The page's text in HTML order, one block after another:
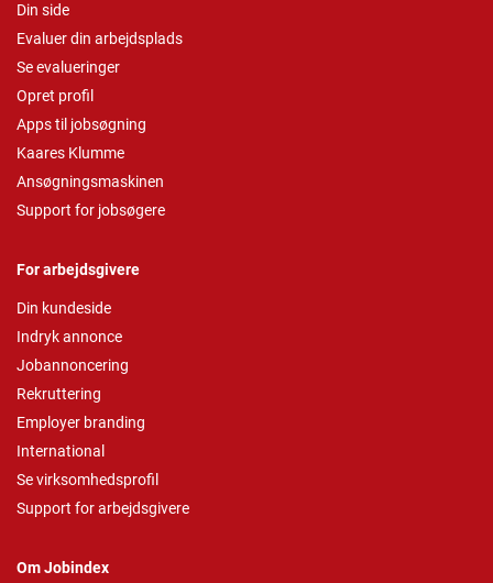
Din side
Evaluer din arbejdsplads
Se evalueringer
Opret profil
Apps til jobsøgning
Kaares Klumme
Ansøgningsmaskinen
Support for jobsøgere
For arbejdsgivere
Din kundeside
Indryk annonce
Jobannoncering
Rekruttering
Employer branding
International
Se virksomhedsprofil
Support for arbejdsgivere
Om Jobindex